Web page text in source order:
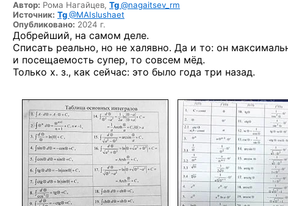
Автор: Рома Нагайцев, Tg@nagaitsev_rm
Источник: Tg@MAIslushaet
Опубликовано: 2024 г.
Добрейший, на самом деле.
Списать реально, но не халявно. Да и то: он
и посещаемость супер, то совсем мёд.
Только х. з., как сейчас: это было года три назад.